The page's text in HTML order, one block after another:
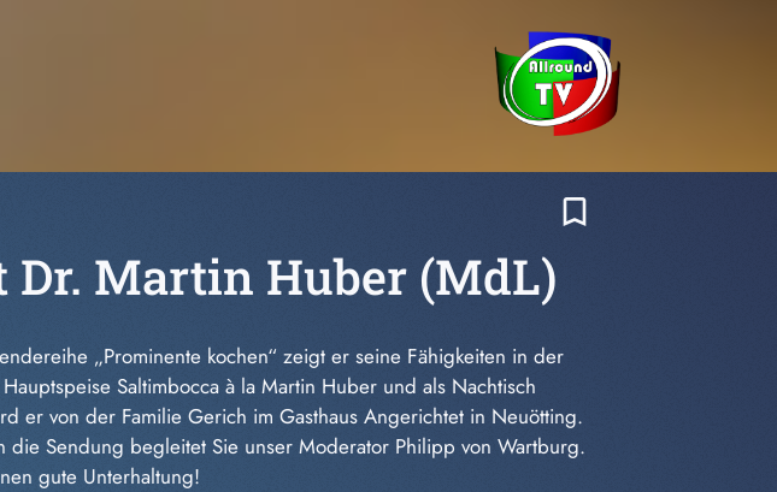
bookmark_border
Martin Huber (MdL)
„Prominente kochen“ zeigt er seine Fähigkeiten in der
Saltimbocca à la Martin Huber und als Nachtisch
er von der Familie Gerich im Gasthaus Angerichtet in Neuötting.
Sendung begleitet Sie unser Moderator Philipp von Wartburg.
gute Unterhaltung!